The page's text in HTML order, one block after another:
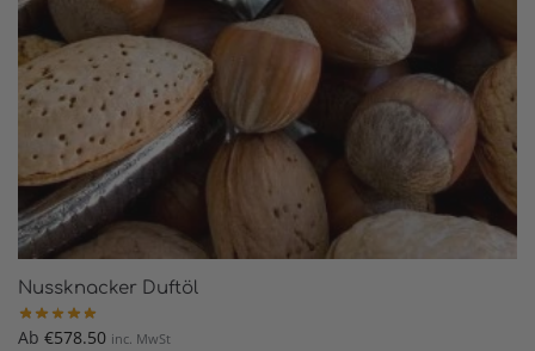
Nussknacker Duftöl
Ab €578.50 inc. MwSt